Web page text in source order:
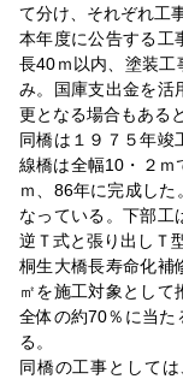
て分け、それぞれ工
本年度に公告する工
長40ｍ以内、塗装工
み。国庫支出金を活
更となる場合もある
同橋は１９７５年竣
線橋は全幅10・２ｍ
ｍ、86年に完成し
なっている。下部工
逆Ｔ式と張り出しＴ
桐生大橋長寿命化補
㎡を施工対象として
全体の約70％に当た
る。
同橋の工事として